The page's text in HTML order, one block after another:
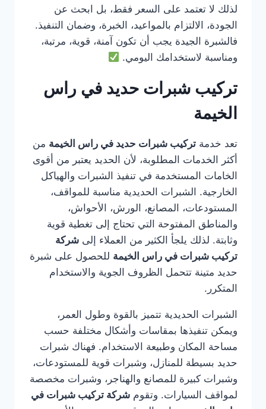
لذلك لا تعتمد على السعر فقط، بل ابحث عن
الجودة، الالتزام بالمواعيد، الخبرة، وضمان التنفيذ.
فالشبرة الجيدة يجب أن تكون آمنة، قوية، مرتبة،
ومناسبة لاستخدامك اليومي.
تركيب شبرات حديد في راس
الخيمة
تعد خدمة تركيب شبرات حديد في راس الخيمة من
أكثر الخدمات المطلوبة، لأن الحديد يعتبر من أقوى
الخامات المستخدمة في تنفيذ الشبرات والهياكل
الخارجية. الشبرات الحديدية مناسبة للمواقف،
المستودعات، المصانع، الورش، الأحواش،
والمناطق المفتوحة التي تحتاج إلى تغطية قوية
وثابتة. لذلك يلجأ الكثير من العملاء إلى شركة
تركيب شبرات في راس الخيمة للحصول على شبرة
حديد متينة تتحمل الظروف الجوية والاستخدام
المتكرر.
الشبرات الحديدية تتميز بالقوة وطول العمر،
ويمكن تنفيذها بمقاسات وأشكال مختلفة حسب
مساحة المكان وطبيعة الاستخدام. فهناك شبرات
حديد بسيطة للمنازل، وشبرات قوية للمستودعات،
وشبرات كبيرة للمصانع والهناجر، وشبرات مخصصة
لمواقف السيارات. وتقوم شركة تركيب شبرات في